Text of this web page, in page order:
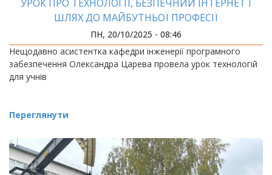
УРОК ПРО ТЕХНОЛОГІЇ, БЕЗПЕЧНИЙ ІНТЕРНЕТ І
ШЛЯХ ДО МАЙБУТНЬОЇ ПРОФЕСІЇ
ПН, 20/10/2025 - 08:46
Нещодавно асистентка кафедри інженерії програмного
забезпечення Олександра Царева провела урок технологій
для учнів
Переглянути